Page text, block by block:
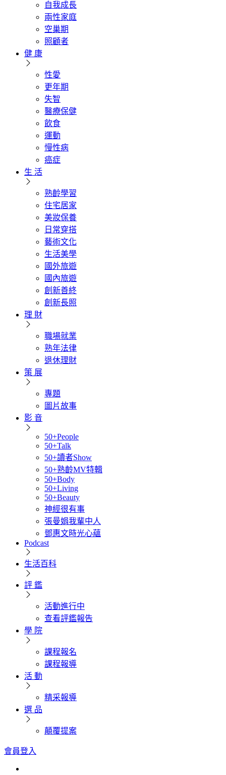
自我成長
兩性家庭
空巢期
照顧者
健 康
性愛
更年期
失智
醫療保健
飲食
運動
慢性病
癌症
生 活
熟齡學習
住宅居家
美妝保養
日常穿搭
藝術文化
生活美學
國外旅遊
國內旅遊
創新善終
創新長照
理 財
職場就業
熟年法律
退休理財
策 展
專題
圖片故事
影 音
50+People
50+Talk
50+讀者Show
50+熟齡MV特輯
50+Body
50+Living
50+Beauty
神經很有事
張曼娟我輩中人
鄧惠文時光心蘊
Podcast
生活百科
評 鑑
活動進行中
查看評鑑報告
學 院
課程報名
課程報導
活 動
精采報導
選 品
顛覆提案
會員登入